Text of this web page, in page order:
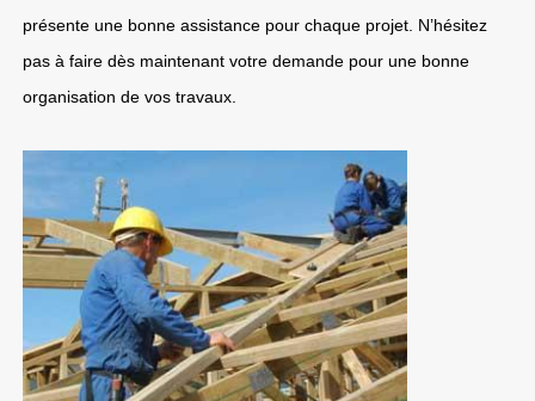
présente une bonne assistance pour chaque projet. N’hésitez
pas à faire dès maintenant votre demande pour une bonne
organisation de vos travaux.